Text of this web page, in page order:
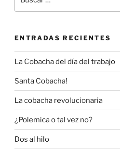
por:
ENTRADAS RECIENTES
La Cobacha del día del trabajo
Santa Cobacha!
La cobacha revolucionaria
¿Polemica o tal vez no?
Dos al hilo